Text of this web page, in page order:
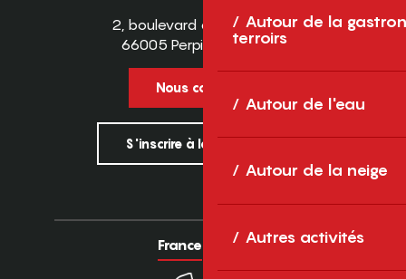
Autour de la
terroirs
Autour de l'eau
Autour de la neige
Autres activités
2, boulevard des Pyrénées
66005 Perpignan Cedex
Nous contacter
S'inscrire à la newsletter
France Europe